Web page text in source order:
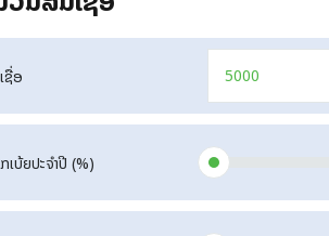
ຊື່ອ
ບ້ຍປະຈໍາປີ (%)